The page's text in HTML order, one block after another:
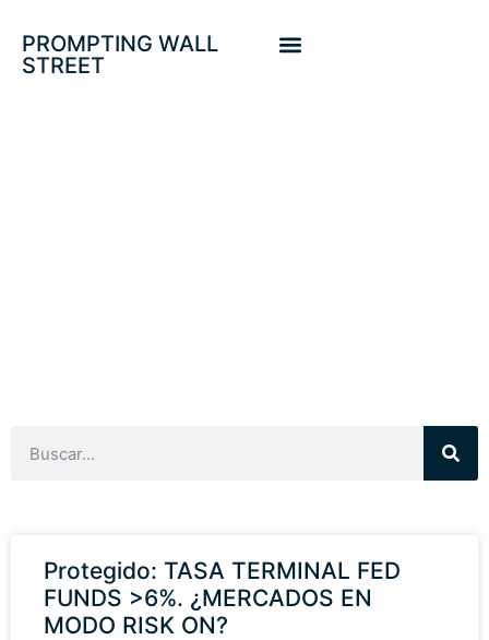
PROMPTING WALL
STREET
Protegido: TASA TERMINAL FED
FUNDS >6%. ¿MERCADOS EN
MODO RISK ON?